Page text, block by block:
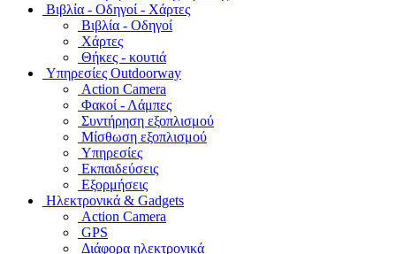
Bιβλία - Οδηγοί - Χάρτες
Βιβλία - Οδηγοί
Χάρτες
Θήκες - κουτιά
Υπηρεσίες Outdoorway
Action Camera
Φακοί - Λάμπες
Συντήρηση εξοπλισμού
Μίσθωση εξοπλισμού
Υπηρεσίες
Εκπαιδεύσεις
Εξορμήσεις
Ηλεκτρονικά & Gadgets
Action Camera
GPS
Διάφορα ηλεκτρονικά